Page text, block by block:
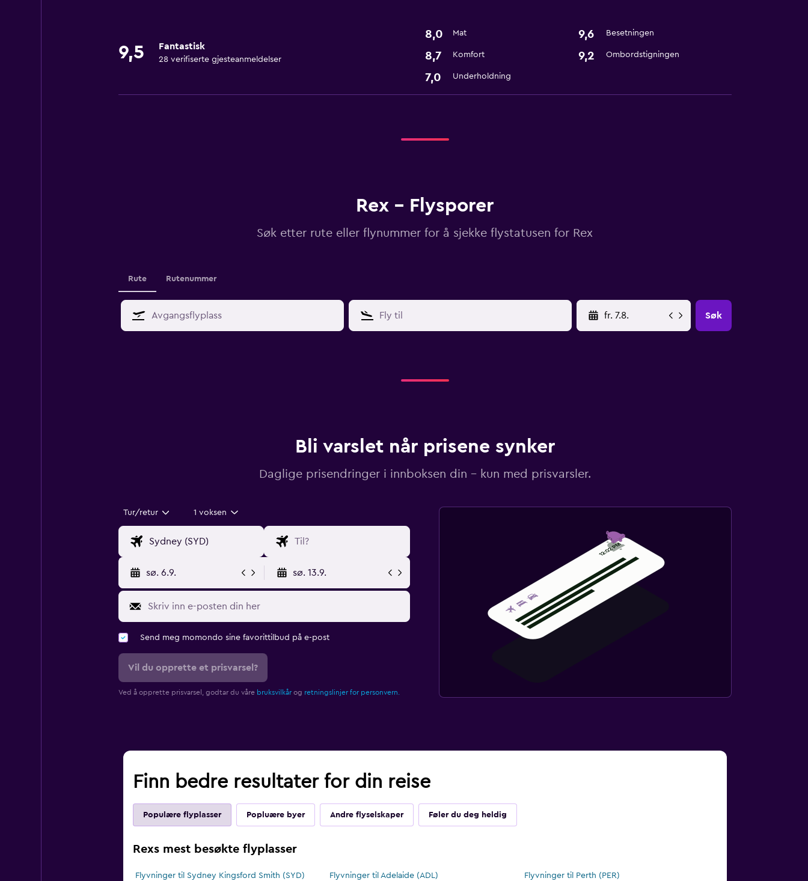
9,5 Fantastisk
28 verifiserte gjesteanmeldelser
8,0 Mat 9,6 Besetningen
8,7 Komfort 9,2 Ombordstigningen
7,0 Underholdning
Rex - Flysporer
Søk etter rute eller flynummer for å sjekke flystatusen for Rex
Rute Rutenummer
Søk
Bli varslet når prisene synker
Daglige prisendringer i innboksen din – kun med prisvarsler.
Tur/retur 1 voksen
sø. 6.9. sø. 13.9.
Send meg momondo sine favorittilbud på e-post
Vil du opprette et prisvarsel?
Ved å opprette prisvarsel, godtar du våre bruksvilkårog retningslinjer for personvern.
Finn bedre resultater for din reise
Populære flyplasser Popluære byer Andre flyselskaper Føler du deg heldig
Rexs mest besøkte flyplasser
Flyvninger til Sydney Kingsford Smith (SYD) Flyvninger til Adelaide (ADL) Flyvninger til Perth (PER)